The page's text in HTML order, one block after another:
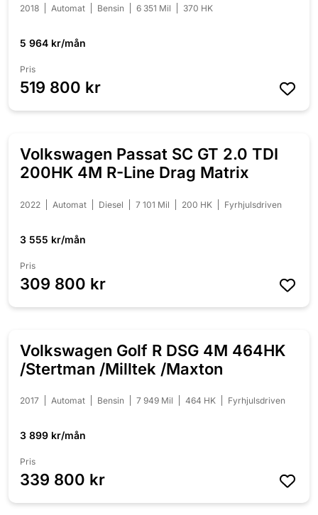
2018 Automat Bensin 6 351 Mil 370 HK
5 964 kr/mån
Pris
519 800 kr
NYINKOMMEN
Volkswagen Passat SC GT 2.0 TDI
200HK 4M R-Line Drag Matrix
2022 Automat Diesel 7 101 Mil 200 HK Fyrhjulsdriven
3 555 kr/mån
Pris
309 800 kr
NYINKOMMEN
Volkswagen Golf R DSG 4M 464HK
/Stertman /Milltek /Maxton
2017 Automat Bensin 7 949 Mil 464 HK Fyrhjulsdriven
3 899 kr/mån
Pris
339 800 kr